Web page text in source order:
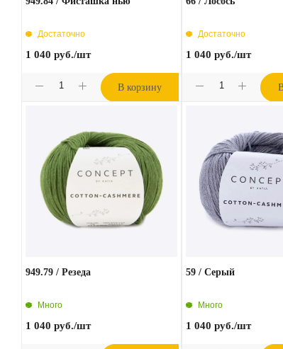
Достаточно
1 040 руб./шт
В корзину
Достаточно
1 040 руб./шт
949.79 / Резеда
Много
1 040 руб./шт
59 / Серый
Много
1 040 руб./шт